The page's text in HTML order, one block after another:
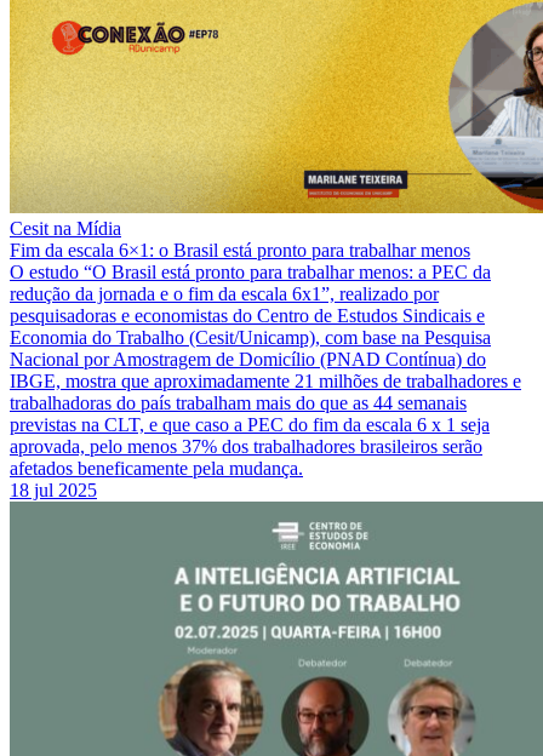
Cesit na Mídia
Fim da escala 6×1: o Brasil está pronto para trabalhar menos
O estudo “O Brasil está pronto para trabalhar menos: a PEC da
redução da jornada e o fim da escala 6x1”, realizado por
pesquisadoras e economistas do Centro de Estudos Sindicais e
Economia do Trabalho (Cesit/Unicamp), com base na Pesquisa
Nacional por Amostragem de Domicílio (PNAD Contínua) do
IBGE, mostra que aproximadamente 21 milhões de trabalhadores e
trabalhadoras do país trabalham mais do que as 44 semanais
previstas na CLT, e que caso a PEC do fim da escala 6 x 1 seja
aprovada, pelo menos 37% dos trabalhadores brasileiros serão
afetados beneficamente pela mudança.
18 jul 2025